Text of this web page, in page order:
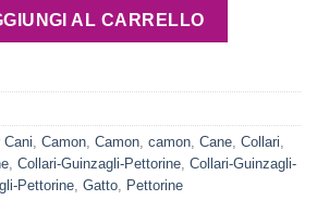
con fiocco " scottish blue"
AL CARRELLO
Camon Camon camon Cane Collari
Collari-Guinzagli-Pettorine Collari-Guinzagli-
Pettorine Gatto Pettorine